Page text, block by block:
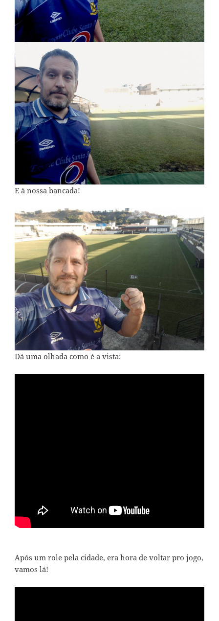
E à nossa bancada!
Dá uma olhada como é a vista:
Após um role pela cidade, era hora de voltar pro jogo,
vamos lá!